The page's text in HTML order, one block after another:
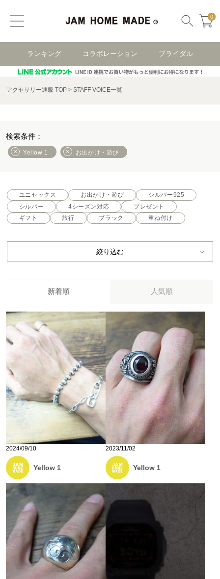
0
ランキング コラボレーション ブライダル
アクセサリー通販 TOP STAFF VOICE一覧
Yellow 1 お出かけ・遊び
ユニセックス お出かけ・遊び
シルバー925
シルバー
4シーズン対応
プレゼント
ギフト
旅行 ブラック 重ね付け
絞り込む
新着順 人気順
2024/09/10
Yellow 1
2023/11/02
Yellow 1